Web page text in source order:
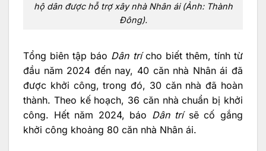
hộ dân được hỗ trợ xây nhà Nhân ái (Ảnh: Thành
Đông).
Tổng biên tập báo Dân trícho biết thêm, tính từ
đầu năm 2024 đến nay, 40 căn nhà Nhân ái đã
được khởi công, trong đó, 30 căn nhà đã hoàn
thành. Theo kế hoạch, 36 căn nhà chuẩn bị khởi
công. Hết năm 2024, báo Dân trísẽ cố gắng
khởi công khoảng 80 căn nhà Nhân ái.